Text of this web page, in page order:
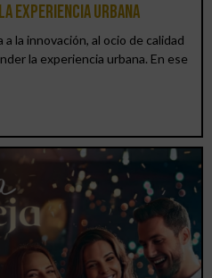
experiencia urbana
la innovación, al ocio de calidad
la experiencia urbana. En ese